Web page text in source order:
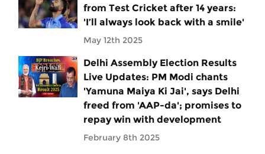
from Test Cricket after 14 years:
'I’ll always look back with a smile'
May 12th 2025
Delhi Assembly Election Results
Live Updates: PM Modi chants
'Yamuna Maiya Ki Jai', says Delhi
freed from 'AAP-da'; promises to
repay win with development
February 8th 2025